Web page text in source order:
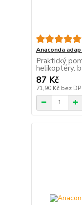
Anaconda
Praktický
helikoptéry.
87 Kč
71,90 Kč bez